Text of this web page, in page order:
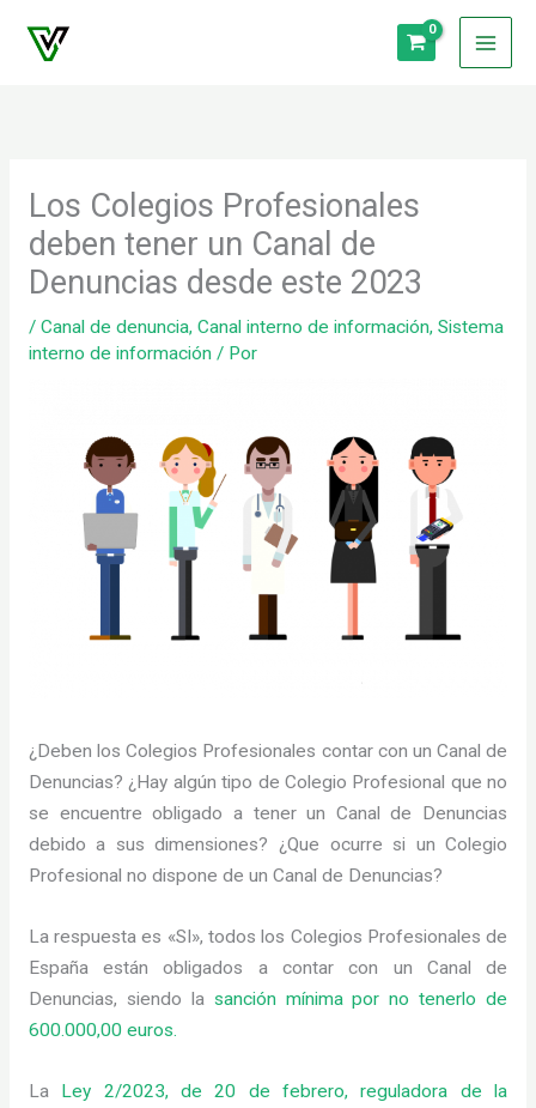
Los Colegios Profesionales
deben tener un Canal de
Denuncias desde este 2023
/ Canal de denuncia, Canal interno de información, Sistema
interno de información/ Por
¿Deben los Colegios Profesionales contar con un Canal de
Denuncias? ¿Hay algún tipo de Colegio Profesional que no
se encuentre obligado a tener un Canal de Denuncias
debido a sus dimensiones? ¿Que ocurre si un Colegio
Profesional no dispone de un Canal de Denuncias?
La respuesta es «SI», todos los Colegios Profesionales de
España están obligados a contar con un Canal de
Denuncias, siendo la sanción mínima por no tenerlo de
600.000,00 euros.
La Ley 2/2023, de 20 de febrero, reguladora de la